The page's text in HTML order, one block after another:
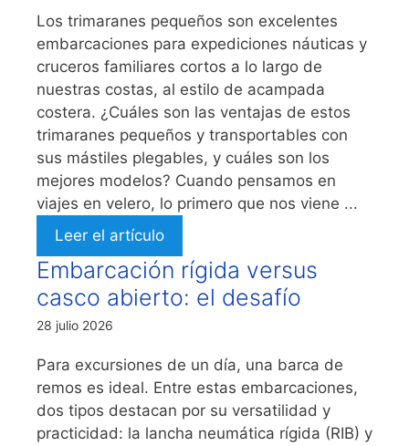
Los trimaranes pequeños son excelentes
embarcaciones para expediciones náuticas y
cruceros familiares cortos a lo largo de
nuestras costas, al estilo de acampada
costera. ¿Cuáles son las ventajas de estos
trimaranes pequeños y transportables con
sus mástiles plegables, y cuáles son los
mejores modelos? Cuando pensamos en
viajes en velero, lo primero que nos viene ...
Leer el artículo
Embarcación rígida versus
casco abierto: el desafío
28 julio 2026
Para excursiones de un día, una barca de
remos es ideal. Entre estas embarcaciones,
dos tipos destacan por su versatilidad y
practicidad: la lancha neumática rígida (RIB) y